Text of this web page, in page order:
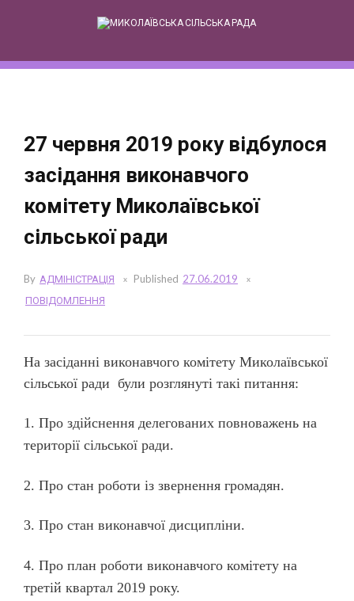
to
27 червня 2019 року відбулося
засідання виконавчого
комітету Миколаївської
сільської ради
By АДМІНІСТРАЦІЯ Published 27.06.2019
ПОВІДОМЛЕННЯ
На засіданні виконавчого комітету Миколаївської
сільської ради були розглянуті такі питання:
1. Про здійснення делегованих повноважень на
території сільської ради.
2. Про стан роботи із звернення громадян.
3. Про стан виконавчої дисципліни.
4. Про план роботи виконавчого комітету на
третій квартал 2019 року.